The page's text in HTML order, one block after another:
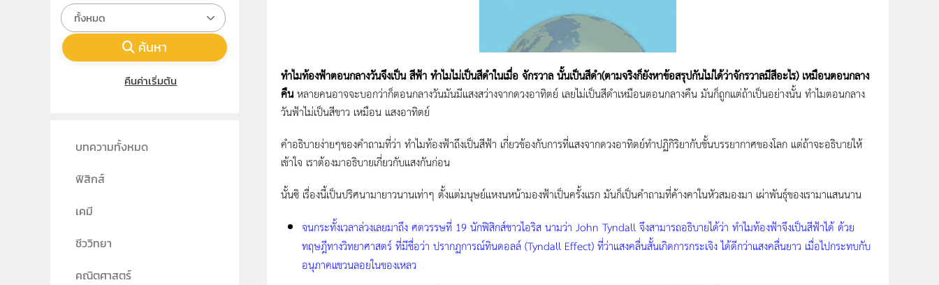
ทำไมท้องฟ้าตอนกลางวันจึงเป็น สีฟ้า ทำไมไม่เป็นสีดำในเมื่อ จักรวาล นั้นเป็นสีดำ(ตามจริงก็ยังหาข้อสรุปกันไม่ได้ว่าจักรวาลมีสีอะไร) เหมือนตอนกลาง
คืนหลายคนอาจจะบอกว่าก็ตอนกลางวันมันมีแสงสว่างจากดวงอาทิตย์ เลยไม่เป็นสีดำเหมือนตอนกลางคืน มันก็ถูกแต่ถ้าเป็นอย่างนั้น ทำไมตอนกลาง
วันฟ้าไม่เป็นสีขาว เหมือน แสงอาทิตย์
คำอธิบายง่ายๆของคำถามที่ว่า ทำไมท้องฟ้าถึงเป็นสีฟ้า เกี่ยวข้องกับการที่แสงจากดวงอาทิตย์ทำปฏิกิริยากับชั้นบรรยากาศของโลก แต่ถ้าจะอธิบายให้
เข้าใจ เราต้องมาอธิบายเกี่ยวกับแสงกันก่อน
นั้นซิ เรื่องนี้เป็นปริศนามายาวนานเท่าๆ ตั้งแต่มนุษย์แหงนหน้ามองฟ้าเป็นครั้งแรก มันก็เป็นคำถามที่ค้างคาในหัวสมองมา เผ่าพันธุ์ของเรามาแสนนาน
จนกระทั้งเวลาล่วงเลยมาถึง ศตวรรษที่ 19 นักฟิสิกส์ชาวไอริส นามว่า John Tyndall จึงสามารถอธิบายได้ว่า ทำไมท้องฟ้าจึงเป็นสีฟ้าได้ ด้วย
ทฤษฎีทางวิทยาศาสตร์ ที่มีชื่อว่า ปรากฏการณ์ทินดอลล์ (Tyndall Effect) ที่ว่าแสงคลื่นสั้นเกิดการกระเจิง ได้ดีกว่าแสงคลื่นยาว เมื่อไปกระทบกับ
อนุภาคแขวนลอยในของเหลว
ทั้งหมด
ค้นหา
คืนค่าเริ่มต้น
บทความทั้งหมด
ฟิสิกส์
เคมี
ชีววิทยา
คณิตศาสตร์